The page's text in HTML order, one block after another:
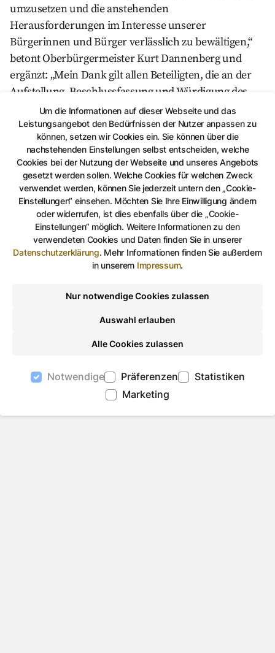
Um die Informationen auf dieser Webseite und das
Leistungsangebot den Bedürfnissen der Nutzer anpassen zu
können, setzen wir Cookies ein. Sie können über die
nachstehenden Einstellungen selbst entscheiden, welche
Cookies bei der Nutzung der Webseite und unseres Angebots
gesetzt werden sollen. Welche Cookies für welchen Zweck
verwendet werden, können Sie jederzeit untern den „Cookie-
Einstellungen“ einsehen. Möchten Sie Ihre Einwilligung ändern
oder widerrufen, ist dies ebenfalls über die „Cookie-
Einstellungen“ möglich. Weitere Informationen zu den
verwendeten Cookies und Daten finden Sie in unserer
Datenschutzerklärung. Mehr Informationen finden Sie außerdem
in unserem Impressum.
Nur notwendige Cookies zulassen
Auswahl erlauben
Alle Cookies zulassen
Notwendige Präferenzen
Statistiken
Marketing
umzusetzen und die anstehenden
Herausforderungen im Interesse unserer
Bürgerinnen und Bürger verlässlich zu bewältigen,“
betont Oberbürgermeister Kurt Dannenberg und
ergänzt: „Mein Dank gilt allen Beteiligten, die an der
Aufstellung, Beschlussfassung und Würdigung des
Haushalts mitgewirkt haben.“
Der Haushaltsplan weist ein Gesamtvolumen von
über 400 Millionen Euro im Ergebnishaushalt sowie
Investitionen in Höhe von rund 58 Millionen Euro
aus.
Die Haushaltssatzung einschließlich aller Anlagen ist
ab dem 19. Dezember 2025 auf der Internetseite der
Stadt Gera abrufbar. Darüber hinaus liegt der
Haushalt 2026 während der Öffnungszeiten des
der Zeit vom 19. Dezember 2025 bis 23. Januar 2026